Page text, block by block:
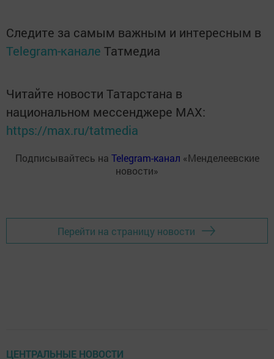
Следите за самым важным и интересным в
Telegram-канале Татмедиа
Читайте новости Татарстана в
национальном мессенджере MАХ:
https://max.ru/tatmedia
Подписывайтесь на Telegram-канал «Менделеевские
новости»
Перейти на страницу новости
ЦЕНТРАЛЬНЫЕ НОВОСТИ